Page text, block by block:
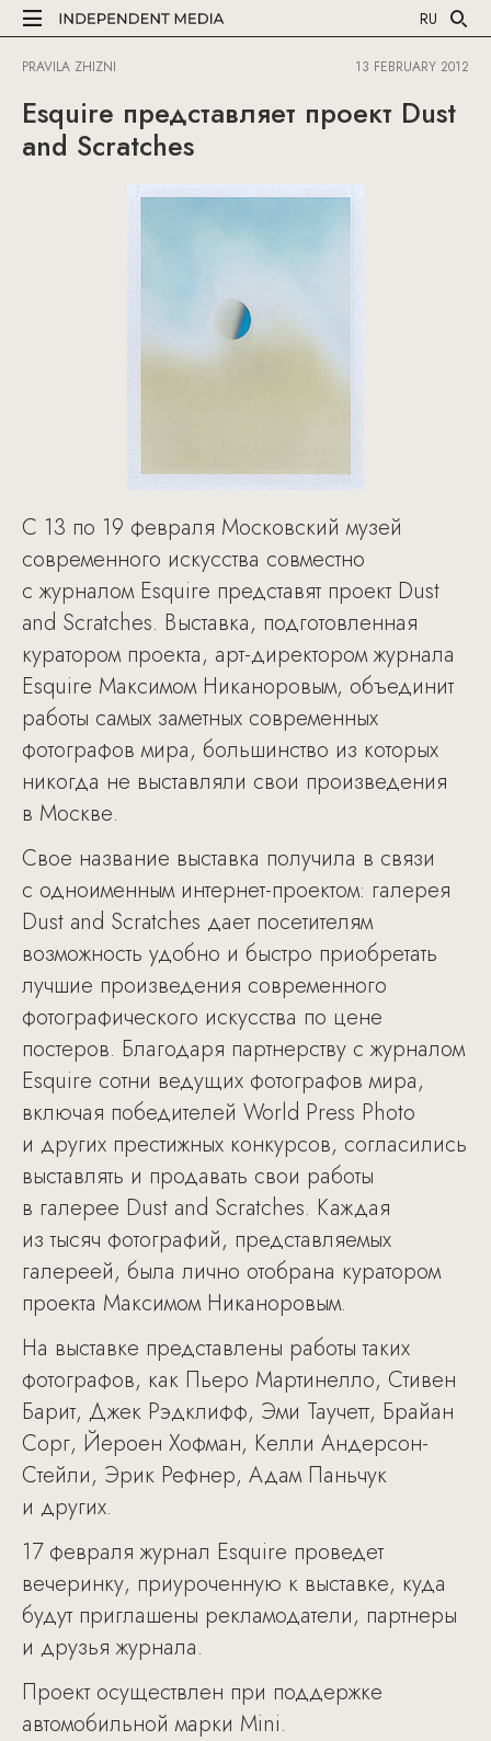
RU
PRAVILA ZHIZNI 13 FEBRUARY 2012
Esquire представляет проект Dust
and Scratches
C 13 по 19 февраля Московский музей
современного искусства совместно
с журналом Esquire представят проект Dust
and Scratches. Выставка, подготовленная
куратором проекта, арт-директором журнала
Esquire Максимом Никаноровым, объединит
работы самых заметных современных
фотографов мира, большинство из которых
никогда не выставляли свои произведения
в Москве.
Свое название выставка получила в связи
с одноименным интернет-проектом: галерея
Dust and Scratches дает посетителям
возможность удобно и быстро приобретать
лучшие произведения современного
фотографического искусства по цене
постеров. Благодаря партнерству с журналом
Esquire сотни ведущих фотографов мира,
включая победителей World Press Photo
и других престижных конкурсов, согласились
выставлять и продавать свои работы
в галерее Dust and Scratches. Каждая
из тысяч фотографий, представляемых
галереей, была лично отобрана куратором
проекта Максимом Никаноровым.
На выставке представлены работы таких
фотографов, как Пьеро Мартинелло, Стивен
Барит, Джек Рэдклифф, Эми Таучетт, Брайан
Сорг, Йероен Хофман, Келли Андерсон-
Стейли, Эрик Рефнер, Адам Паньчук
и других.
17 февраля журнал Esquire проведет
вечеринку, приуроченную к выставке, куда
будут приглашены рекламодатели, партнеры
и друзья журнала.
Проект осуществлен при поддержке
автомобильной марки Mini.